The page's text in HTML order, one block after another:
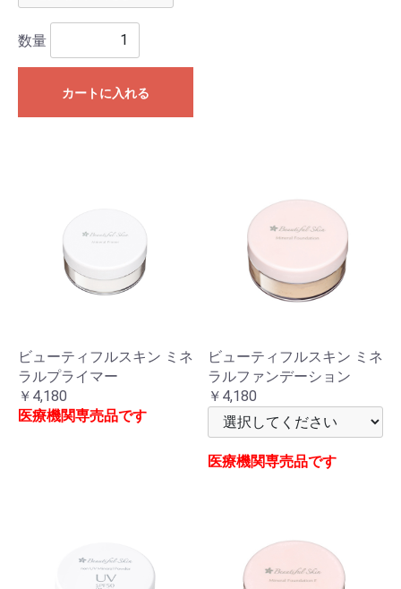
数量
カートに入れる
ビューティフルスキン ミネ
ラルプライマー
￥4,180
医療機関専売品です
ビューティフルスキン ミネ
ラルファンデーション
￥4,180
医療機関専売品です